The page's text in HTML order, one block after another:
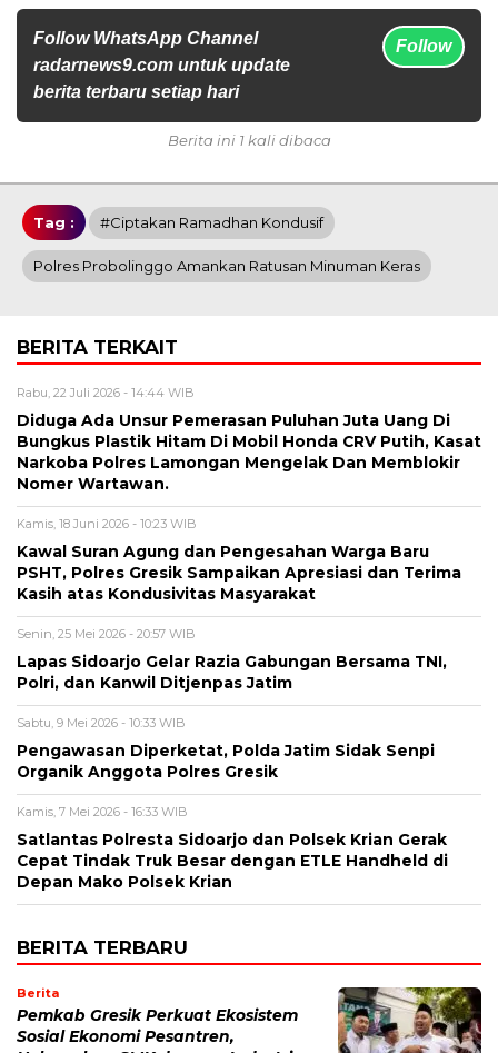
Follow WhatsApp Channel
radarnews9.com untuk update
berita terbaru setiap hari
Follow
Berita ini 1 kali dibaca
Tag : #Ciptakan Ramadhan Kondusif
Polres Probolinggo Amankan Ratusan Minuman Keras
BERITA TERKAIT
Rabu, 22 Juli 2026 - 14:44 WIB
Diduga Ada Unsur Pemerasan Puluhan Juta Uang Di
Bungkus Plastik Hitam Di Mobil Honda CRV Putih, Kasat
Narkoba Polres Lamongan Mengelak Dan Memblokir
Nomer Wartawan.
Kamis, 18 Juni 2026 - 10:23 WIB
Kawal Suran Agung dan Pengesahan Warga Baru
PSHT, Polres Gresik Sampaikan Apresiasi dan Terima
Kasih atas Kondusivitas Masyarakat
Senin, 25 Mei 2026 - 20:57 WIB
Lapas Sidoarjo Gelar Razia Gabungan Bersama TNI,
Polri, dan Kanwil Ditjenpas Jatim
Sabtu, 9 Mei 2026 - 10:33 WIB
Pengawasan Diperketat, Polda Jatim Sidak Senpi
Organik Anggota Polres Gresik
Kamis, 7 Mei 2026 - 16:33 WIB
Satlantas Polresta Sidoarjo dan Polsek Krian Gerak
Cepat Tindak Truk Besar dengan ETLE Handheld di
Depan Mako Polsek Krian
BERITA TERBARU
Berita
Pemkab Gresik Perkuat Ekosistem
Sosial Ekonomi Pesantren,